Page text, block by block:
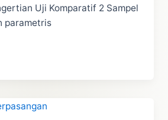
Uji Komparatif 2 Sampel
parametris